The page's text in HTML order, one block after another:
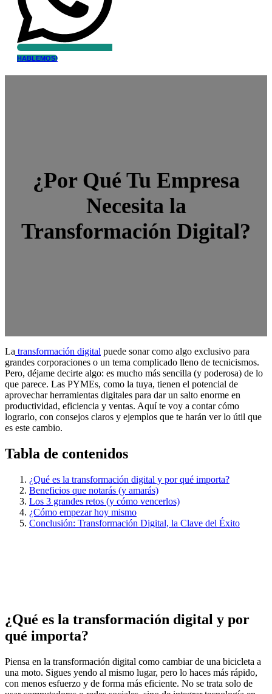
HABLEMOS!
¿Por Qué Tu Empresa
Necesita la
Transformación Digital?
La transformación digital puede sonar como algo exclusivo para
grandes corporaciones o un tema complicado lleno de tecnicismos.
Pero, déjame decirte algo: es mucho más sencilla (y poderosa) de lo
que parece. Las PYMEs, como la tuya, tienen el potencial de
aprovechar herramientas digitales para dar un salto enorme en
productividad, eficiencia y ventas. Aquí te voy a contar cómo
lograrlo, con consejos claros y ejemplos que te harán ver lo útil que
es este cambio.
Tabla de contenidos
¿Qué es la transformación digital y por qué importa?
Beneficios que notarás (y amarás)
Los 3 grandes retos (y cómo vencerlos)
¿Cómo empezar hoy mismo
Conclusión: Transformación Digital, la Clave del Éxito
¿Qué es la transformación digital y por
qué importa?
Piensa en la transformación digital como cambiar de una bicicleta a
una moto. Sigues yendo al mismo lugar, pero lo haces más rápido,
con menos esfuerzo y de forma más eficiente. No se trata solo de